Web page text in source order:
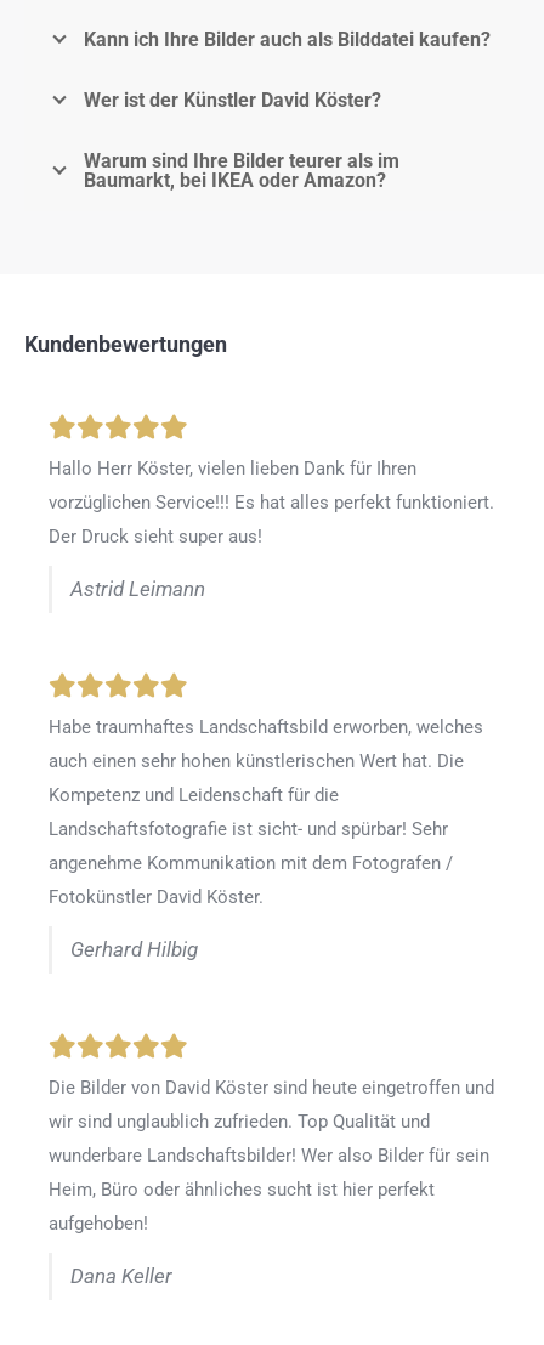
Kann ich Ihre Bilder auch als Bilddatei kaufen?
Wer ist der Künstler David Köster?
Warum sind Ihre Bilder teurer als im
Baumarkt, bei IKEA oder Amazon?
Kundenbewertungen
Hallo Herr Köster, vielen lieben Dank für Ihren
vorzüglichen Service!!! Es hat alles perfekt funktioniert.
Der Druck sieht super aus!
Astrid Leimann
Habe traumhaftes Landschaftsbild erworben, welches
auch einen sehr hohen künstlerischen Wert hat. Die
Kompetenz und Leidenschaft für die
Landschaftsfotografie ist sicht- und spürbar! Sehr
angenehme Kommunikation mit dem Fotografen /
Fotokünstler David Köster.
Gerhard Hilbig
Die Bilder von David Köster sind heute eingetroffen und
wir sind unglaublich zufrieden. Top Qualität und
wunderbare Landschaftsbilder! Wer also Bilder für sein
Heim, Büro oder ähnliches sucht ist hier perfekt
aufgehoben!
Dana Keller